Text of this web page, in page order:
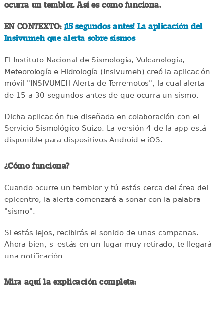
ocurra un temblor. Así es como funciona.
EN CONTEXTO: ¡15 segundos antes! La aplicación del
Insivumeh que alerta sobre sismos
El Instituto Nacional de Sismología, Vulcanología,
Meteorología e Hidrología (Insivumeh) creó la aplicación
móvil "INSIVUMEH Alerta de Terremotos", la cual alerta
de 15 a 30 segundos antes de que ocurra un sismo.
Dicha aplicación fue diseñada en colaboración con el
Servicio Sismológico Suizo. La versión 4 de la app está
disponible para dispositivos Android e iOS.
¿Cómo funciona?
Cuando ocurre un temblor y tú estás cerca del área del
epicentro, la alerta comenzará a sonar con la palabra
"sismo".
Si estás lejos, recibirás el sonido de unas campanas.
Ahora bien, si estás en un lugar muy retirado, te llegará
una notificación.
Mira aquí la explicación completa: